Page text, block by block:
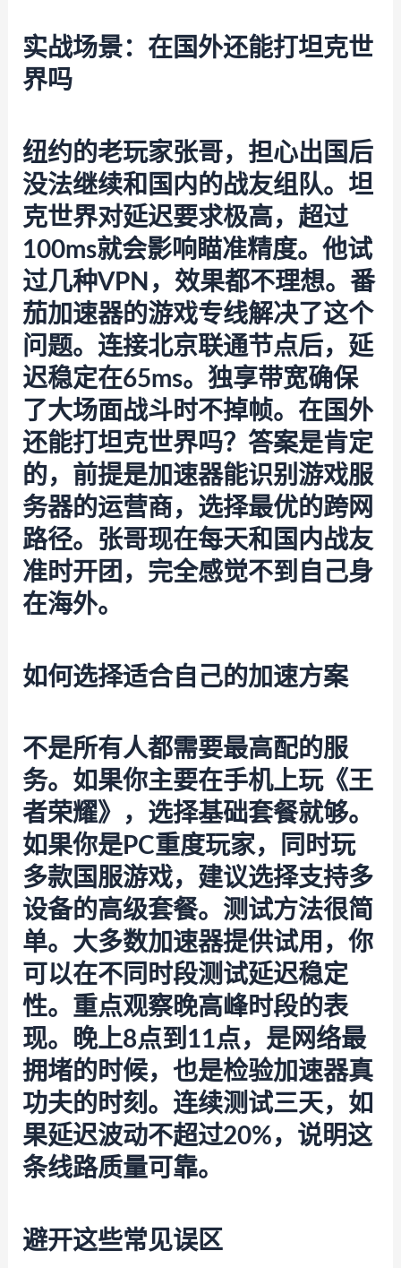
实战场景：在国外还能打坦克世
界吗
纽约的老玩家张哥，担心出国后
没法继续和国内的战友组队。坦
克世界对延迟要求极高，超过
100ms就会影响瞄准精度。他试
过几种VPN，效果都不理想。 番
茄加速器的游戏专线解决了这个
问题。连接北京联通节点后，延
迟稳定在65ms。独享带宽确保
了大场面战斗时不掉帧。在国外
还能打坦克世界吗？答案是肯定
的，前提是加速器能识别游戏服
务器的运营商，选择最优的跨网
路径。张哥现在每天和国内战友
准时开团，完全感觉不到自己身
在海外。
如何选择适合自己的加速方案
不是所有人都需要最高配的服
务。如果你主要在手机上玩《王
者荣耀》，选择基础套餐就够。
如果你是PC重度玩家，同时玩
多款国服游戏，建议选择支持多
设备的高级套餐。测试方法很简
单。大多数加速器提供试用，你
可以在不同时段测试延迟稳定
性。重点观察晚高峰时段的表
现。晚上8点到11点，是网络最
拥堵的时候，也是检验加速器真
功夫的时刻。连续测试三天，如
果延迟波动不超过20%，说明这
条线路质量可靠。
避开这些常见误区